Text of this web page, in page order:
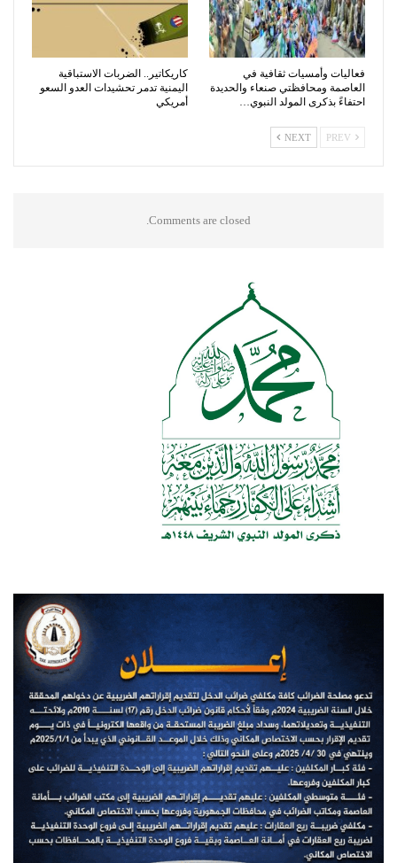
فعاليات وأمسيات ثقافية في
العاصمة ومحافظتي صنعاء والحديدة
احتفاءً بذكرى المولد النبوي…
كاريكاتير.. الضربات الاستباقية
اليمنية تدمر تحشيدات العدو السعو
أمريكي
NEXT
Comments are closed.